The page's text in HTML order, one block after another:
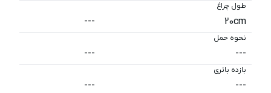
طول چراغ
20cm
---
نحوه حمل
---
---
بازده باتری
---
---